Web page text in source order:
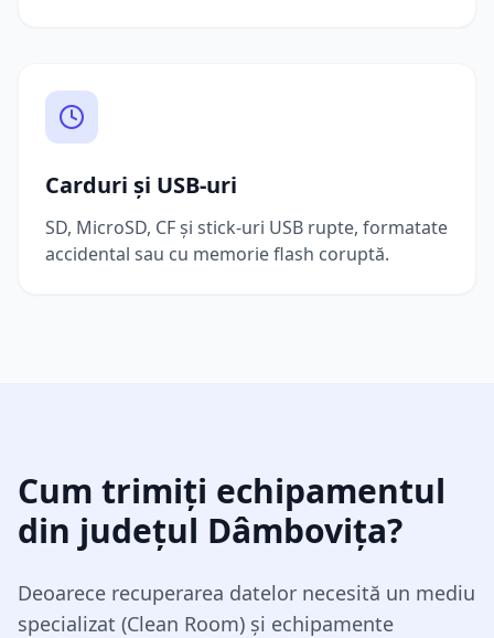
Carduri și USB-uri
SD, MicroSD, CF și stick-uri USB rupte, formatate
accidental sau cu memorie flash coruptă.
Cum trimiți echipamentul
din județul Dâmbovița?
Deoarece recuperarea datelor necesită un mediu
specializat (Clean Room) și echipamente